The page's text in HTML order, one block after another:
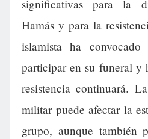
significativas para la
Hamás y para la
islamista ha
participar en su funeral y
resistencia continuará.
militar puede afectar la
grupo, aunque también